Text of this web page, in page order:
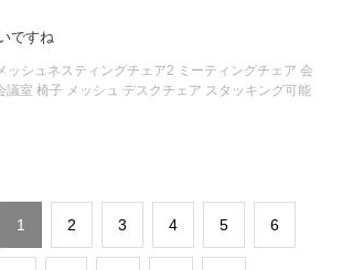
ですね
ッシュネスティングチェア2 ミーティングチェア 会
議室 椅子 メッシュ デスクチェア スタッキング可能
​1 ​2 ​3 ​4 ​5 ​6